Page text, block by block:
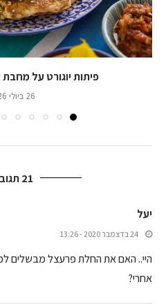
פיתות יוגורט על
26 ביולי 2026
21 תגובות
יעל
24 בדצמבר 2020 - 13:26
היי.. האם את החלת פרעצל מבשלים
אחרי?